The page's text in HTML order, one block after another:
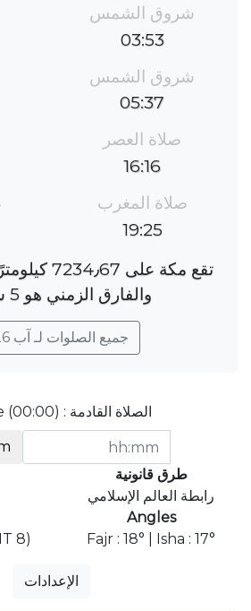
شروق الشمس
03:53
شروق الشمس
05:37
صلاة العصر
16:16
صلاة المغرب
19:25
تقع مكة على
والفارق الزمني هو 5 ساعات.
جميع الصلوات لـ آب 2026
الصلاة القادمة : Sunrise (00:00)
طرق قانونية
رابطة العالم الإسلامي
Angles
Fajr : 18° | Isha : 17°
8)
الإعدادات